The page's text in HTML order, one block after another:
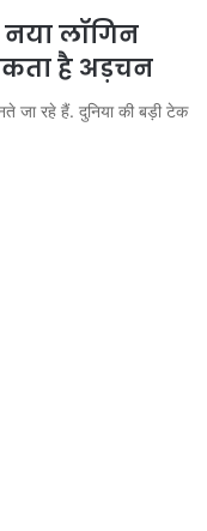
लॉगिन
है अड़चन
जा रहे हैं. दुनिया की बड़ी टेक